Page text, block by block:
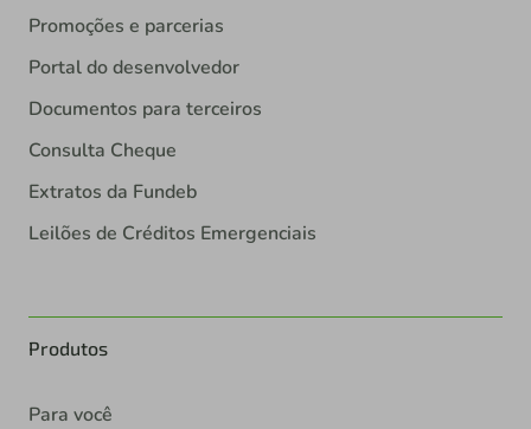
Promoções e parcerias
Portal do desenvolvedor
Documentos para terceiros
Consulta Cheque
Extratos da Fundeb
Leilões de Créditos Emergenciais
Produtos
Para você